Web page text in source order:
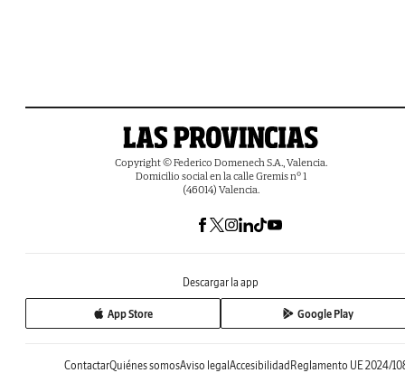
Copyright © Federico Domenech S.A., Valencia.
Domicilio social en la calle Gremis nº 1
(46014) Valencia.
Descargar la app
App Store Google Play
ContactarQuiénes somosAviso legal Accesibilidad Reglamento UE 2024/